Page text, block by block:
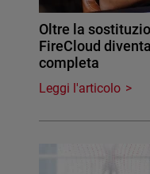
Oltre la
FireCloud
completa
Leggi l'articolo